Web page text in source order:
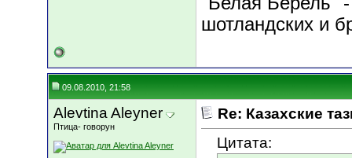
шотландских и
09.08.2010, 21:58
Alevtina Aleyner
Птица- говорун
Re: Казахские
Цитата: